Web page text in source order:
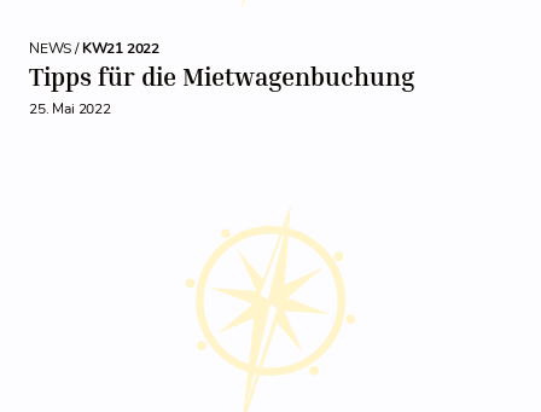
NEWS /KW21 2022
Tipps für die Mietwagenbuchung
25. Mai 2022